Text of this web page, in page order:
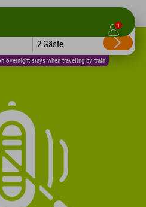
1
overnight stays when traveling by train
2 Gäste